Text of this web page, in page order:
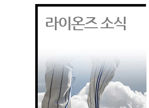
라이온즈 소식